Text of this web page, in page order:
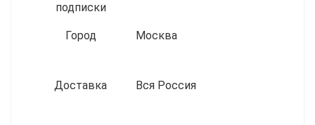
подписки
Город Москва
Доставка Вся Россия